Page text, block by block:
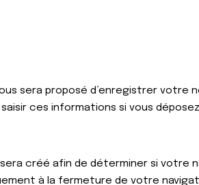
sera proposé d’enregistrer votre
ces informations si vous
créé afin de déterminer si votre
à la fermeture de votre